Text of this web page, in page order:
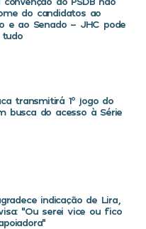
do candidatos ao
e ao Senado – JHC pode
tudo
transmitirá 1º jogo do
busca do acesso à Série
indicação de Lira,
“Ou serei vice ou fico